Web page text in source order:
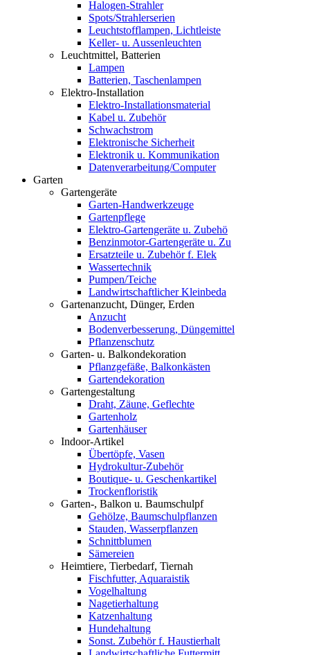
Halogen-Strahler
Spots/Strahlerserien
Leuchtstofflampen, Lichtleiste
Keller- u. Aussenleuchten
Leuchtmittel, Batterien
Lampen
Batterien, Taschenlampen
Elektro-Installation
Elektro-Installationsmaterial
Kabel u. Zubehör
Schwachstrom
Elektronische Sicherheit
Elektronik u. Kommunikation
Datenverarbeitung/Computer
Garten
Gartengeräte
Garten-Handwerkzeuge
Gartenpflege
Elektro-Gartengeräte u. Zubehö
Benzinmotor-Gartengeräte u. Zu
Ersatzteile u. Zubehör f. Elek
Wassertechnik
Pumpen/Teiche
Landwirtschaftlicher Kleinbeda
Gartenanzucht, Dünger, Erden
Anzucht
Bodenverbesserung, Düngemittel
Pflanzenschutz
Garten- u. Balkondekoration
Pflanzgefäße, Balkonkästen
Gartendekoration
Gartengestaltung
Draht, Zäune, Geflechte
Gartenholz
Gartenhäuser
Indoor-Artikel
Übertöpfe, Vasen
Hydrokultur-Zubehör
Boutique- u. Geschenkartikel
Trockenfloristik
Garten-, Balkon u. Baumschulpf
Gehölze, Baumschulpflanzen
Stauden, Wasserpflanzen
Schnittblumen
Sämereien
Heimtiere, Tierbedarf, Tiernah
Fischfutter, Aquaraistik
Vogelhaltung
Nagetierhaltung
Katzenhaltung
Hundehaltung
Sonst. Zubehör f. Haustierhalt